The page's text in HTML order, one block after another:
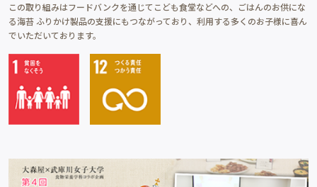
この取り組みはフードバンクを通じてこども食堂などへの、ごはんのお供にな
る海苔 ふりかけ製品の支援にもつながっており、利用する多くのお子様に喜ん
でいただいております。